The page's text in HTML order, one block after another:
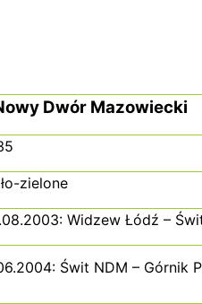
Dwór Mazowiecki
zielone
Widzew Łódź –
Świt NDM – Górnik